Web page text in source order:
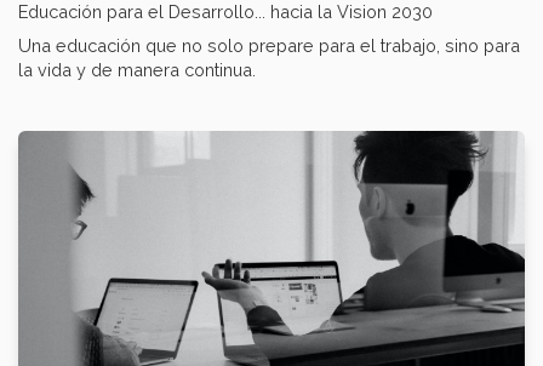
Educación para el Desarrollo... hacia la Vision 2030
Una educación que no solo prepare para el trabajo, sino para
la vida y de manera continua.